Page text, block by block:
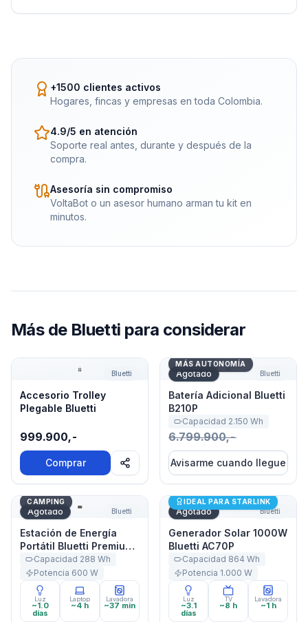
+1500 clientes activos
Hogares, fincas y empresas en toda Colombia.
4.9/5 en atención
Soporte real antes, durante y después de la
compra.
Asesoría sin compromiso
VoltaBot o un asesor humano arman tu kit en
minutos.
Más de Bluetti para considerar
Accesorio Trolley Plegable Bluetti
Bluetti
Accesorio Trolley
Plegable Bluetti
999.900,-
Comprar
Batería Adicional Bluetti
Agotado Bluetti
MÁS AUTONOMÍA
Batería Adicional Bluetti
B210P
Capacidad 2.150 Wh
6.799.900,-
Avisarme cuando llegue
Estación de Energía Portátil Bluetti Premium 30 V2
Agotado Bluetti
CAMPING
Estación de Energía
Portátil Bluetti Premium
30 V2 600W 320Wh
Capacidad 288 Wh
Potencia 600 W
Luz
~1.0
días
Laptop
~4 h
Lavadora
~37 min
Generador Solar 1000W
Agotado Bluetti
IDEAL PARA STARLINK
Generador Solar 1000W
Bluetti AC70P
Capacidad 864 Wh
Potencia 1.000 W
Luz
~3.1
días
TV
~8 h
Lavadora
~1 h